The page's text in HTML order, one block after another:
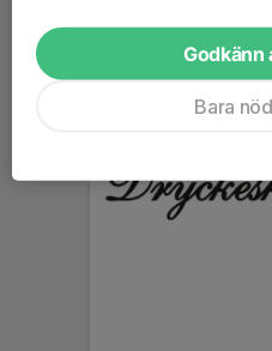
Godkänn
Bara